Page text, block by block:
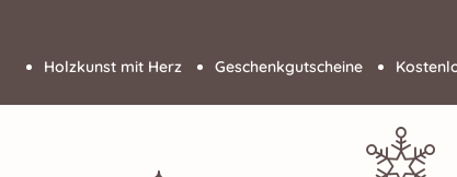
Holzkunst mit Herz Geschenkgutscheine